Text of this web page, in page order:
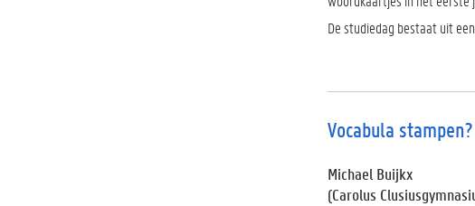
De studiedag bestaat uit een
Vocabula
Michael Buijkx
(Carolus